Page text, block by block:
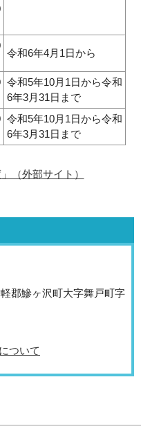
令和6年4月1日から
令和5年10月1日から令和
6年3月31日まで
令和5年10月1日から令和
6年3月31日まで
（外部サイト）
郡鰺ヶ沢町大字舞戸町字
ついて